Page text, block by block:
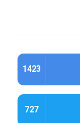
1423
727